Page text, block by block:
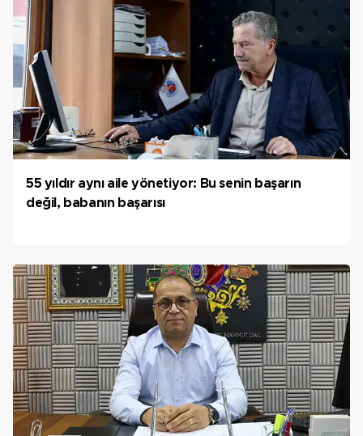
55 yıldır aynı aile yönetiyor: Bu senin başarın
değil, babanın başarısı